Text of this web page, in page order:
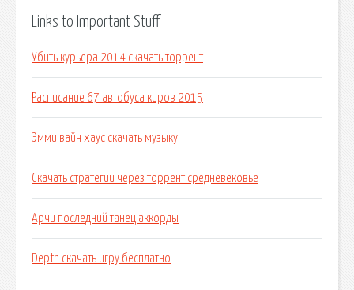
Links to Important Stuff
Убить курьера 2014 скачать торрент
Расписание 67 автобуса киров 2015
Эмми вайн хаус скачать музыку
Скачать стратегии через торрент средневековье
Арчи последний танец аккорды
Depth скачать игру бесплатно